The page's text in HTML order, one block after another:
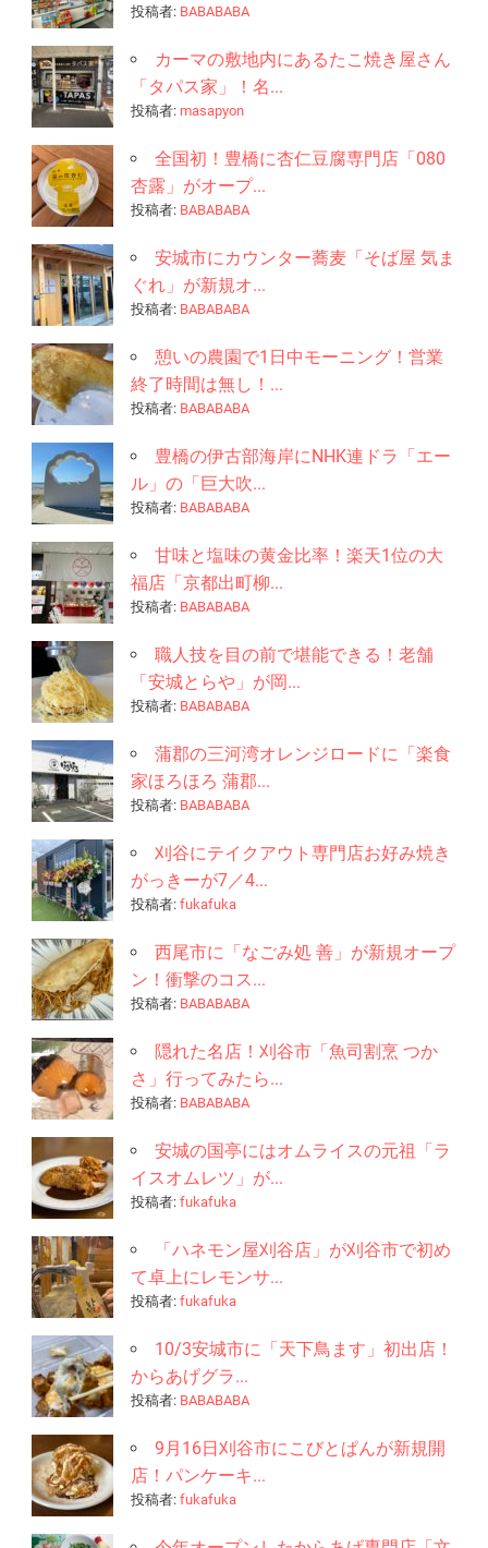
投稿者: BABABABA
カーマの敷地内にあるたこ焼き屋さん
「タパス家」！名...
投稿者: masapyon
全国初！豊橋に杏仁豆腐専門店「080
杏露」がオープ...
投稿者: BABABABA
安城市にカウンター蕎麦「そば屋 気ま
ぐれ」が新規オ...
投稿者: BABABABA
憩いの農園で1日中モーニング！営業
終了時間は無し！...
投稿者: BABABABA
豊橋の伊古部海岸にNHK連ドラ「エー
ル」の「巨大吹...
投稿者: BABABABA
甘味と塩味の黄金比率！楽天1位の大
福店「京都出町柳...
投稿者: BABABABA
職人技を目の前で堪能できる！老舗
「安城とらや」が岡...
投稿者: BABABABA
蒲郡の三河湾オレンジロードに「楽食
家ほろほろ 蒲郡...
投稿者: BABABABA
刈谷にテイクアウト専門店お好み焼き
がっきーが7／4...
投稿者: fukafuka
西尾市に「なごみ処 善」が新規オープ
ン！衝撃のコス...
投稿者: BABABABA
隠れた名店！刈谷市「魚司割烹 つか
さ」行ってみたら...
投稿者: BABABABA
安城の国亭にはオムライスの元祖「ラ
イスオムレツ」が...
投稿者: fukafuka
「ハネモン屋刈谷店」が刈谷市で初め
て卓上にレモンサ...
投稿者: fukafuka
10/3安城市に「天下鳥ます」初出店！
からあげグラ...
投稿者: BABABABA
9月16日刈谷市にこびとぱんが新規開
店！パンケーキ...
投稿者: fukafuka